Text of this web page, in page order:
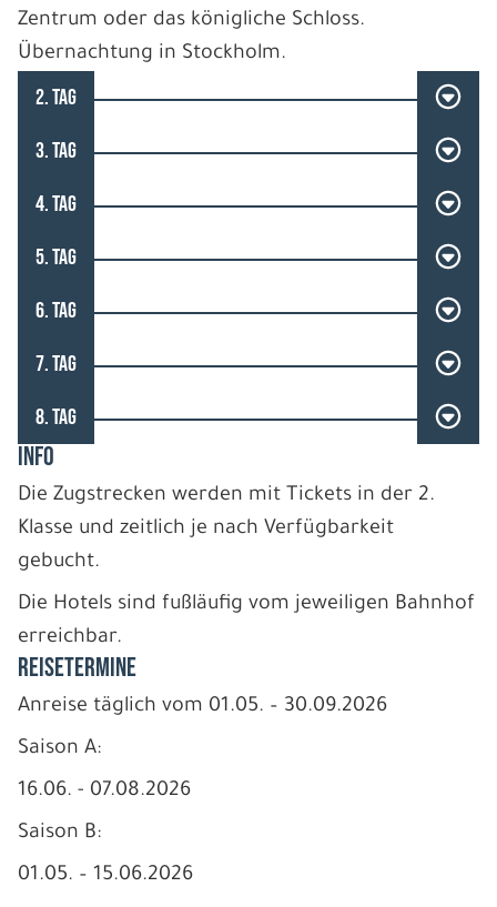
Zentrum oder das königliche Schloss.
Übernachtung in Stockholm.
2. TAG
3. TAG
4. TAG
5. TAG
6. TAG
7. TAG
8. TAG
INFO
Die Zugstrecken werden mit Tickets in der 2.
Klasse und zeitlich je nach Verfügbarkeit
gebucht.
Die Hotels sind fußläufig vom jeweiligen Bahnhof
erreichbar.
REISETERMINE
Anreise täglich vom 01.05. – 30.09.2026
Saison A:
16.06. - 07.08.2026
Saison B:
01.05. – 15.06.2026